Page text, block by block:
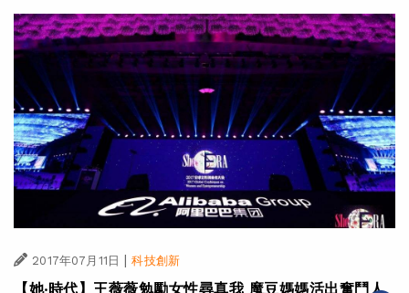
2017年07月11日 | 科技創新
【她‧時代】王薇薇勉勵女性尋真我 魔豆媽媽活出奮鬥人